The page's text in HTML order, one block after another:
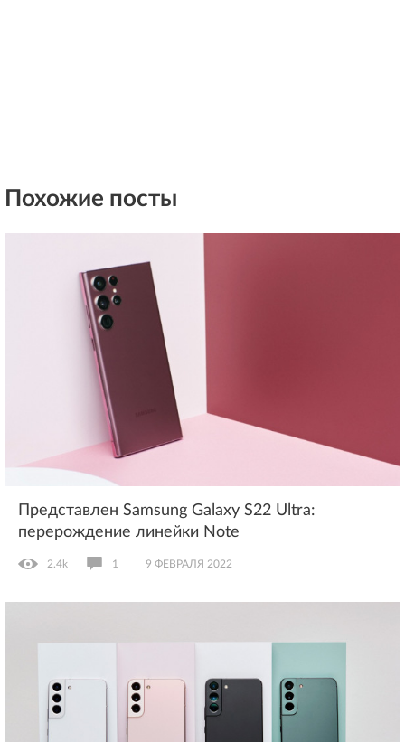
Похожие посты
Представлен Samsung Galaxy S22 Ultra:
перерождение линейки Note
2.4k 1 9 ФЕВРАЛЯ 2022